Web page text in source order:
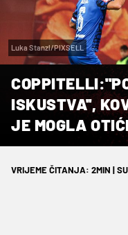
Luka Stanzl/PIXSELL
ISKUSTVA'',
JE MOGLA
VRIJEME ČITANJA: 2MIN |